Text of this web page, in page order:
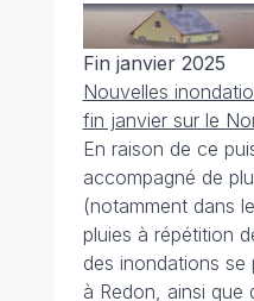
Fin janvier 2025
Nouvelles
fin janvier sur le
En raison de ce
accompagné de
(notamment dans
pluies à répétition
des inondations se
à Redon, ainsi que